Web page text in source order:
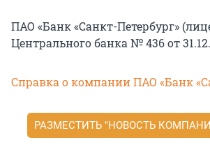
ПАО «Банк «Санкт-Петербург»
Центрального банка № 436 от
Справка о компании ПАО «Банк
РАЗМЕСТИТЬ "НОВОСТЬ